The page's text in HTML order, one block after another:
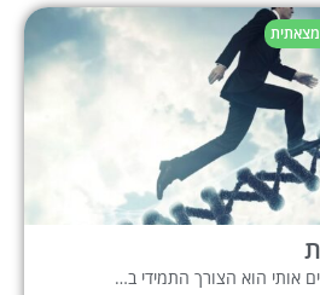
אותי הוא הצורך התמידי ב…